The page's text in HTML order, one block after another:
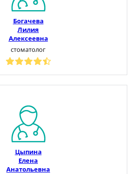
Богачева
Лилия
Алексеевна
стоматолог
Цыпина
Елена
Анатольевна